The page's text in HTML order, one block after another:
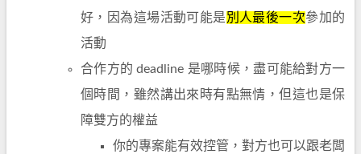
好，因為這場活動可能是別人最後一次參加的
活動
合作方的 deadline 是哪時候，盡可能給對方一
個時間，雖然講出來時有點無情，但這也是保
障雙方的權益
你的專案能有效控管，對方也可以跟老闆